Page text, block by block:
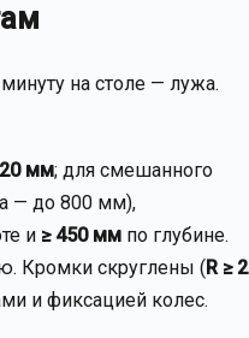
на столе — лужа.
мм; для смешанного
— до 800 мм),
и ≥ 450 мм по глубине.
Кромки скруглены (R ≥ 2
и фиксацией колес.